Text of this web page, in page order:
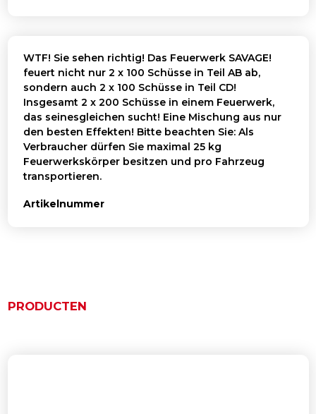
WTF! Sie sehen richtig! Das Feuerwerk SAVAGE!
feuert nicht nur 2 x 100 Schüsse in Teil AB ab,
sondern auch 2 x 100 Schüsse in Teil CD!
Insgesamt 2 x 200 Schüsse in einem Feuerwerk,
das seinesgleichen sucht! Eine Mischung aus nur
den besten Effekten! Bitte beachten Sie: Als
Verbraucher dürfen Sie maximal 25 kg
Feuerwerkskörper besitzen und pro Fahrzeug
transportieren.
Artikelnummer
PRODUCTEN